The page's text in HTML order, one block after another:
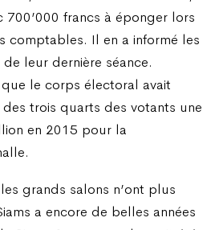
francs à éponger lors
comptables. Il en a informé les
leur dernière séance.
le corps électoral avait
trois quarts des votants une
en 2015 pour la
grands salons n’ont plus
a encore de belles années